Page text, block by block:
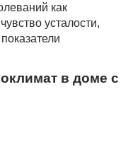
как
усталости,
в доме с